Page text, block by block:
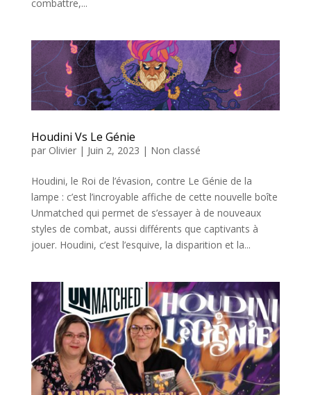
combattre,...
Houdini Vs Le Génie
par Olivier| Juin 2, 2023 | Non classé
Houdini, le Roi de l’évasion, contre Le Génie de la
lampe : c’est l’incroyable affiche de cette nouvelle boîte
Unmatched qui permet de s’essayer à de nouveaux
styles de combat, aussi différents que captivants à
jouer. Houdini, c’est l’esquive, la disparition et la...